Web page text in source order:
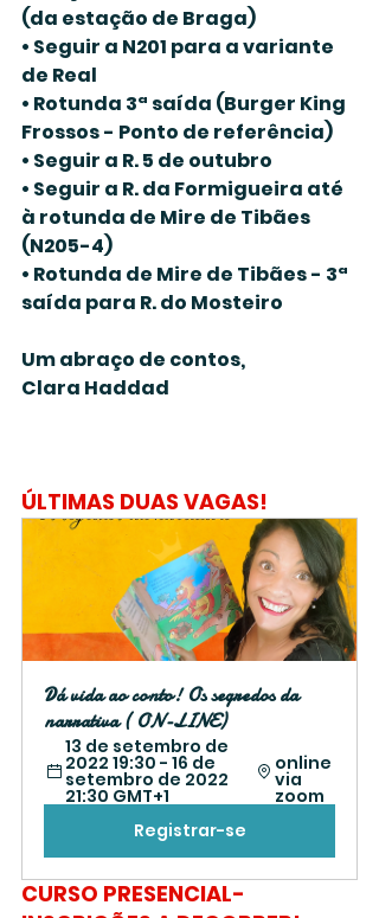
(da estação de Braga)
• Seguir a N201 para a variante
de Real
• Rotunda 3ª saída (Burger King
Frossos - Ponto de referência)
• Seguir a R. 5 de outubro
• Seguir a R. da Formigueira até
à rotunda de Mire de Tibães
(N205-4)
• Rotunda de Mire de Tibães - 3ª
saída para R. do Mosteiro
Um abraço de contos,
Clara Haddad
ÚLTIMAS DUAS VAGAS!
Dá vida ao conto! Os segredos da
narrativa ( ON-LINE)
13 de setembro de
2022 19:30 - 16 de
setembro de 2022
21:30 GMT+1
online
via
zoom
Registrar-se
CURSO PRESENCIAL-